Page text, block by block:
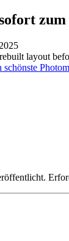
layout